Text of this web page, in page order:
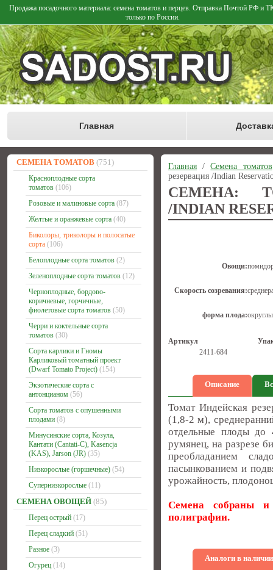
Продажа посадочного материала: семена томатов и перцев. Отправка Почтой РФ и
только по России.
Главная
СЕМЕНА ТОМАТОВ (751)
Красноплодные сорта
томатов (106)
Розовые и малиновые сорта (87)
Желтые и оранжевые сорта (40)
Биколоры, триколоры и полосатые
сорта (106)
Белоплодные сорта томатов (2)
Зеленоплодные сорта томатов (12)
Черноплодные, бордово-
коричневые, горчичные,
фиолетовые сорта томатов (50)
Черри и коктельные сорта
томатов (30)
Сорта карлики и Гномы
Карликовый томатный проект
(Dwarf Tomato Project) (154)
Экзотические сорта с
антонцианом (56)
Сорта томатов с опушенными
плодами (8)
Минусинские сорта, Козула,
Кантати (Cantati-C), Kasencja
(KAS), Jarson (JR) (35)
Низкорослые (горшечные) (54)
Супернизкорослые (11)
СЕМЕНА ОВОЩЕЙ (85)
Перец острый (17)
Перец сладкий (51)
Разное (3)
Огурец (14)
Главная /Семена томатов
резервация /Indian
СЕМЕНА:
/INDIAN
Овощи:
Скорость созревания:
форма плода:
Артикул
2411-684
Описание
Томат Индейская
(1,8-2 м),
отдельные плоды до
румянец, на разрезе
преобладанием
пасынкованием и
урожайность,
Семена собраны и
полиграфии.
Аналоги в